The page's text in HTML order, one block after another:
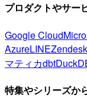
プロダクトやサー
Google Cloud
AzureLINEZendesk
マティカdbt
特集やシリーズか